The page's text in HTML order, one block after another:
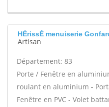
HÉrissÉ menuiserie
Artisan
Département: 83
Porte / Fenêtre en
roulant en aluminium -
Fenêtre en PVC - Volet